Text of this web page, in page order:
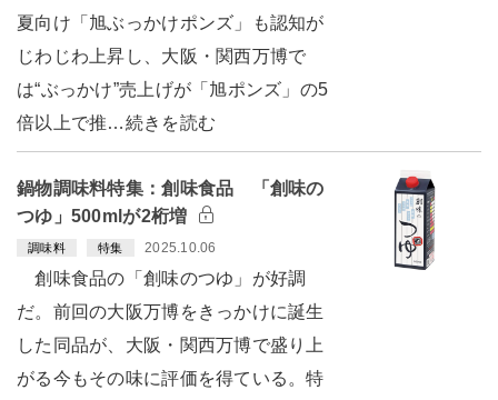
夏向け「旭ぶっかけポンズ」も認知が
じわじわ上昇し、大阪・関西万博で
は“ぶっかけ”売上げが「旭ポンズ」の5
倍以上で推…続きを読む
鍋物調味料特集：創味食品 「創味の
つゆ」500mlが2桁増
調味料 特集 2025.10.06
創味食品の「創味のつゆ」が好調
だ。前回の大阪万博をきっかけに誕生
した同品が、大阪・関西万博で盛り上
がる今もその味に評価を得ている。特